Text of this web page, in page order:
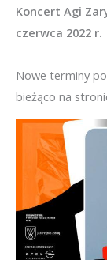
Koncert Agi
czerwca 2022 r.
Nowe terminy
bieżąco na